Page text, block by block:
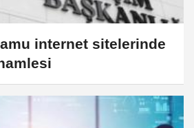
internet sitelerinde